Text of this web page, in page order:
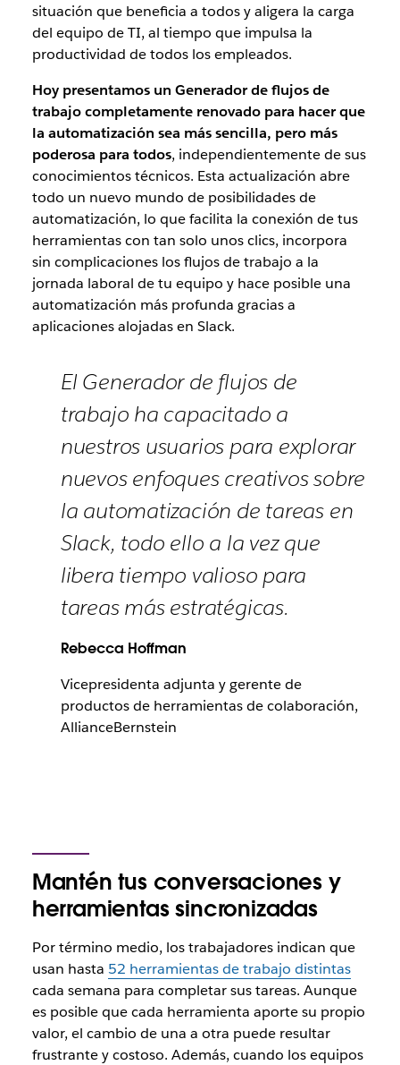
situación que beneficia a todos y aligera la carga
del equipo de TI, al tiempo que impulsa la
productividad de todos los empleados.
Hoy presentamos un Generador de flujos de
trabajo completamente renovado para hacer que
la automatización sea más sencilla, pero más
poderosa para todos, independientemente de sus
conocimientos técnicos. Esta actualización abre
todo un nuevo mundo de posibilidades de
automatización, lo que facilita la conexión de tus
herramientas con tan solo unos clics, incorpora
sin complicaciones los flujos de trabajo a la
jornada laboral de tu equipo y hace posible una
automatización más profunda gracias a
aplicaciones alojadas en Slack.
El Generador de flujos de
trabajo ha capacitado a
nuestros usuarios para explorar
nuevos enfoques creativos sobre
la automatización de tareas en
Slack, todo ello a la vez que
libera tiempo valioso para
tareas más estratégicas.
Rebecca Hoffman
Vicepresidenta adjunta y gerente de
productos de herramientas de colaboración,
AllianceBernstein
Mantén tus conversaciones y
herramientas sincronizadas
Por término medio, los trabajadores indican que
usan hasta 52 herramientas de trabajo distintas
cada semana para completar sus tareas. Aunque
es posible que cada herramienta aporte su propio
valor, el cambio de una a otra puede resultar
frustrante y costoso. Además, cuando los equipos